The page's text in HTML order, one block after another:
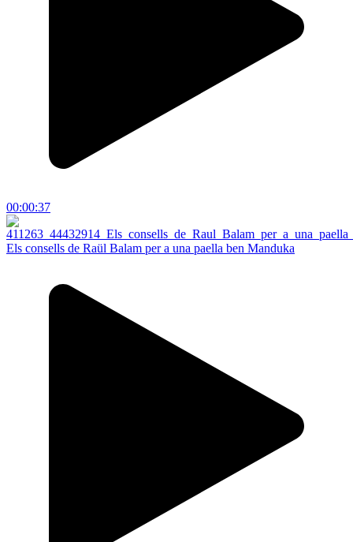
00:00:37
Els consells de Raül Balam per a una paella ben Manduka